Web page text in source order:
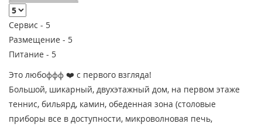
Сервис - 5
Размещение - 5
Питание - 5
Это любоффф ❤️ с первого взгляда!
Большой, шикарный, двухэтажный дом, на первом этаже
теннис, бильярд, камин, обеденная зона (столовые
приборы все в доступности, микроволновая печь,